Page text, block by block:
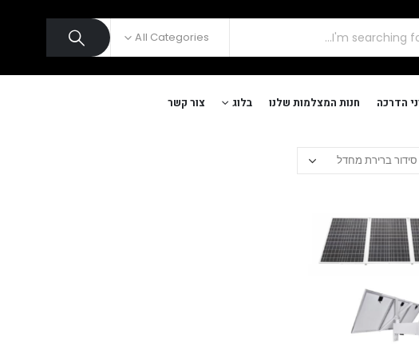
All Categories
הדרכה חנות המצלמות שלנו בלוג צור קשר